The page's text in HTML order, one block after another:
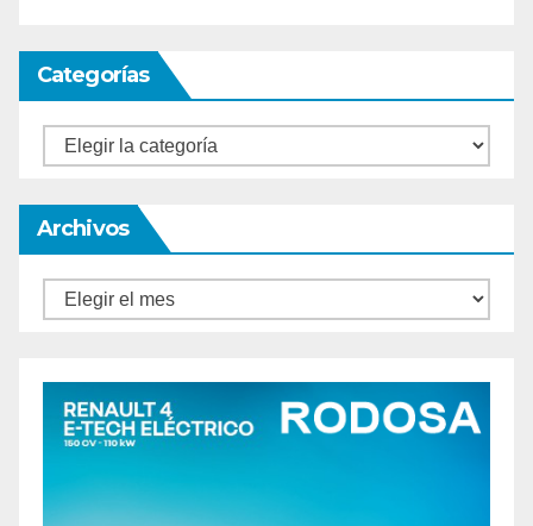
Categorías
Categorías
Archivos
Archivos